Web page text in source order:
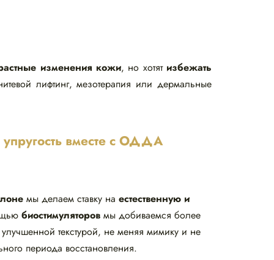
изменения кожи, но хотят избежать
лифтинг, мезотерапия или дермальные
вместе с ОДДА
мы делаем ставку на естественную и
биостимуляторовмы добиваемся более
текстурой, не меняя мимику и не
периода восстановления.